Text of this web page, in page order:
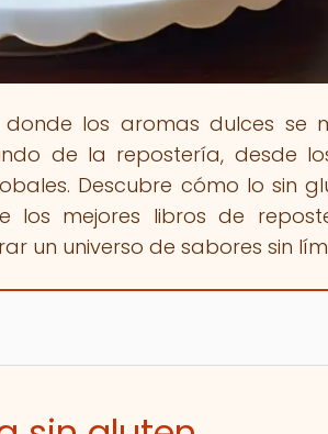
los aromas dulces se
de la repostería, desde
Descubre cómo lo sin
los mejores libros de
un universo de sabores sin